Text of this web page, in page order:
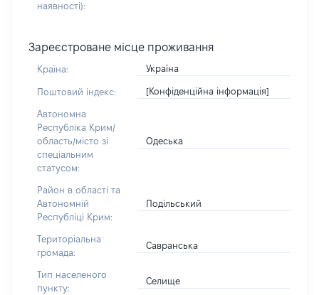
наявності):
Зареєстроване місце проживання
Країна: Україна
Поштовий індекс: [Конфіденційна інформація]
Автономна
Республіка Крим/
область/місто зі
спеціальним
статусом:
Одеська
Район в області та
Автономній
Республіці Крим:
Подільський
Територіальна
громада:
Савранська
Тип населеного
пункту:
Селище